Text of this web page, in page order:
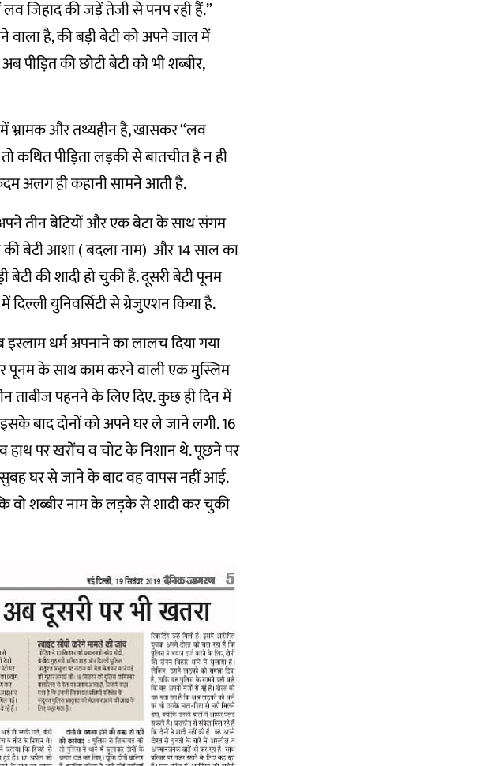
जिहाद की जड़ें तेजी से पनप रही हैं.”
वाला है, की बड़ी बेटी को अपने जाल में
पीड़ित की छोटी बेटी को भी शब्बीर,
में भ्रामक और तथ्यहीन है, खासकर “लव
कथित पीड़िता लड़की से बातचीत है न ही
अलग ही कहानी सामने आती है.
तीन बेटियों और एक बेटा के साथ संगम
की बेटी आशा ( बदला नाम) और 14 साल का
की शादी हो चुकी है. दूसरी बेटी पूनम
दिल्ली युनिवर्सिटी से ग्रेजुएशन किया है.
धर्म अपनाने का लालच दिया गया
पूनम के साथ काम करने वाली एक मुस्लिम
ताबीज पहनने के लिए दिए. कुछ ही दिन में
बाद दोनों को अपने घर ले जाने लगी. 16
पर खरोंच व चोट के निशान थे. पूछने पर
घर से जाने के बाद वह वापस नहीं आई.
वो शब्बीर नाम के लड़के से शादी कर चुकी